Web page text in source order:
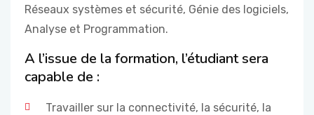
Réseaux systèmes et sécurité, Génie des logiciels,
Analyse et Programmation.
A l’issue de la formation, l’étudiant sera
capable de :
Travailler sur la connectivité, la sécurité, la